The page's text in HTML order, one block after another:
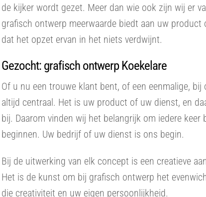
de kijker wordt gezet. Meer dan wie ook zijn wij er
grafisch ontwerp meerwaarde biedt aan uw product
dat het opzet ervan in het niets verdwijnt.
Gezocht: grafisch ontwerp Koekelare
Of u nu een trouwe klant bent, of een eenmalige, bij
altijd centraal. Het is uw product of uw dienst, en
bij. Daarom vinden wij het belangrijk om iedere keer
beginnen. Uw bedrijf of uw dienst is ons begin.
Bij de uitwerking van elk concept is een creatieve
Het is de kunst om bij grafisch ontwerp het
die creativiteit en uw eigen persoonlijkheid.